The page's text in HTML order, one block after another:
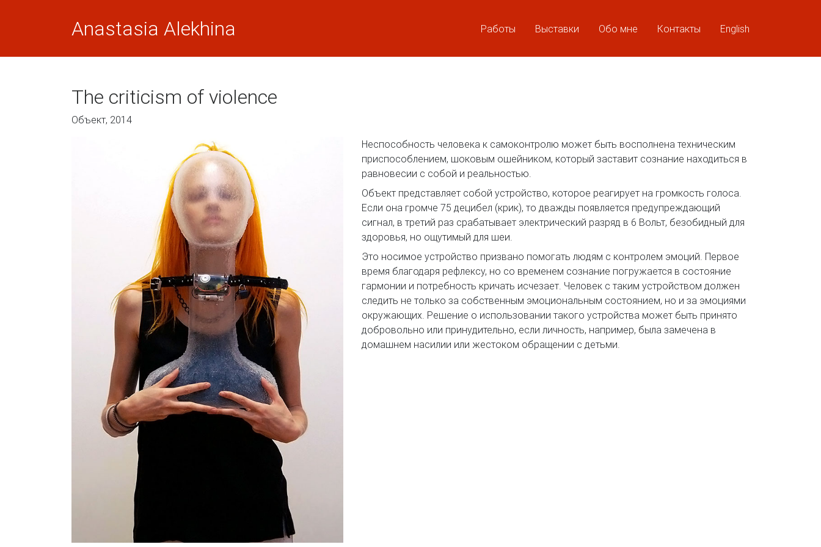
Anastasia Alekhina Работы Выставки Обо мне Контакты English
The criticism of violence
Объект, 2014
Неспособность человека к самоконтролю может быть восполнена техническим
приспособлением, шоковым ошейником, который заставит сознание находиться в
равновесии с собой и реальностью.
Объект представляет собой устройство, которое реагирует на громкость голоса.
Если она громче 75 децибел (крик), то дважды появляется предупреждающий
сигнал, в третий раз срабатывает электрический разряд в 6 Вольт, безобидный для
здоровья, но ощутимый для шеи.
Это носимое устройство призвано помогать людям с контролем эмоций. Первое
время благодаря рефлексу, но со временем сознание погружается в состояние
гармонии и потребность кричать исчезает. Человек с таким устройством должен
следить не только за собственным эмоциональным состоянием, но и за эмоциями
окружающих. Решение о использовании такого устройства может быть принято
добровольно или принудительно, если личность, например, была замечена в
домашнем насилии или жестоком обращении с детьми.